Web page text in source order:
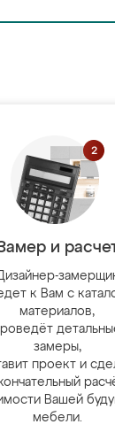
и
к Вам с
материалов,
замеры,
проект и
Вашей
мебели.